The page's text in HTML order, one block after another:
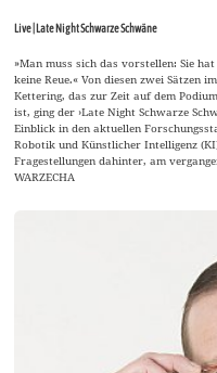
Live | Late Night Schwarze Schwäne
»Man muss sich das vorstellen: Sie
keine Reue.« Von diesen zwei Sätzen
Kettering, das zur Zeit auf dem
ist, ging der ›Late Night Schwarze
Einblick in den aktuellen
Robotik und Künstlicher Intelligenz
Fragestellungen dahinter, am
WARZECHA